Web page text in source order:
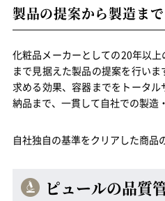
製品の提案から製造ま
化粧品メーカーとしての20年以
まで見据えた製品の提案を行い
求める効果、容器までをトータ
納品まで、一貫して自社での製造
自社独自の基準をクリアした商品
ピュールの品質